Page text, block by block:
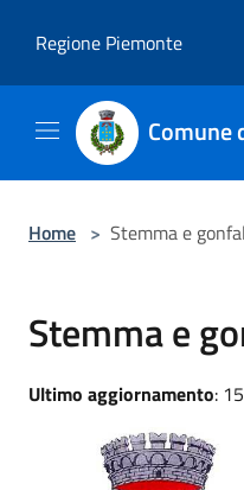
Regione Piemonte
Comune
Home > Stemma e
Stemma e
Ultimo aggiornamento: